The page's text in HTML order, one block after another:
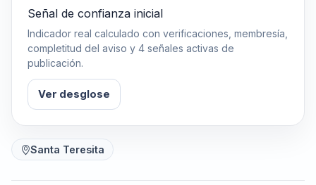
Señal de confianza inicial
Indicador real calculado con verificaciones, membresía,
completitud del aviso y 4 señales activas de
publicación.
Ver desglose
Santa Teresita